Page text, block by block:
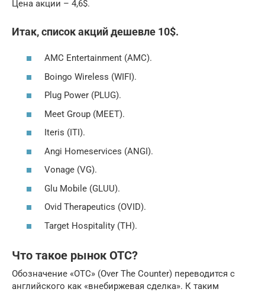
Цена акции – 4,6$.
Итак, список акций дешевле 10$.
AMC Entertainment (AMC).
Boingo Wireless (WIFI).
Plug Power (PLUG).
Meet Group (MEET).
Iteris (ITI).
Angi Homeservices (ANGI).
Vonage (VG).
Glu Mobile (GLUU).
Ovid Therapeutics (OVID).
Target Hospitality (TH).
Что такое рынок OTC?
Обозначение «OTC» (Over The Counter) переводится с
английского как «внебиржевая сделка». К таким